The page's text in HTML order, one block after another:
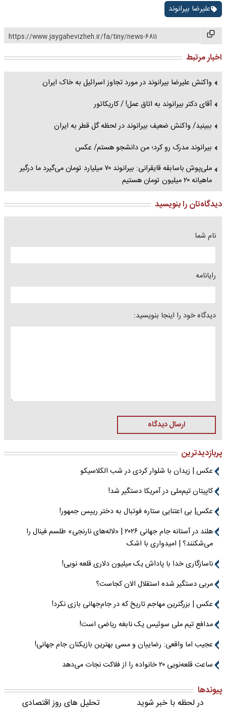
علیرضا بیرانوند
https://www.jaygahevizheh.ir/fa/tiny/news-6811
اخبار مرتبط
واکنش علیرضا بیرانوند در مورد تجاوز اسرائیل به خاک ایران
آقای دکتر بیرانوند به اتاق عمل! / کاریکاتور
ببینید/ واکنش ضعیف بیرانوند در لحظه گل قطر به ایران
بیرانوند مدرک رو کرد؛ من دانشجو هستم/ عکس
ملی‌پوش باسابقه قایقرانی: بیرانوند ۷۰ میلیارد تومان می‌گیرد ما درگیر
ماهیانه ۲۰ میلیون تومان هستیم
دیدگاه‌تان را بنویسید
نام شما
رایانامه
دیدگاه خود را اینجا بنویسید:
ارسال دیدگاه
پربازدیدترین
عکس | زیدان با شلوار کردی در شب الکلاسیکو
کاپیتان تیم‌ملی در آمریکا دستگیر شد!
عکس| بی اعتنایی ستاره فوتبال به دختر رییس جمهور!
هلند در آستانه جام جهانی ۲۰۲۶ | «لاله‌های نارنجی» طلسم فینال را
می‌شکنند؟ | امیدواری با اشک
ناسازگاری خدا با پاداش یک میلیون دلاری قلعه نویی!
مربی دستگیر شده استقلال الان کجاست؟
عکس | بزرگترین مهاجم تاریخ که در جام‌جهانی بازی نکرد!
مدافع تیم ملی سوئیس یک نابغه ریاضی است!
عجیب اما واقعی: رضاییان و مسی بهترین بازیکنان جام جهانی!
ساعت قلعه‌نویی ۲۰ خانواده را از فلاکت نجات می‌دهد
پیوندها
در لحظه با خبر شوید
تحلیل های روز اقتصادی